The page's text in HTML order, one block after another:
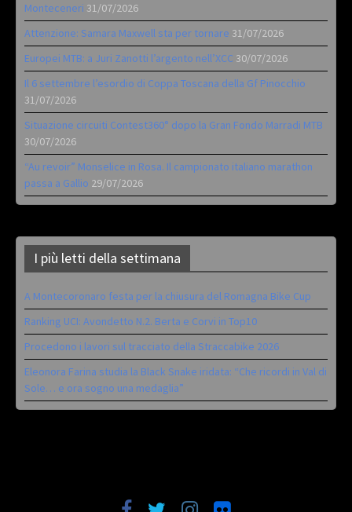
Monteceneri 31/07/2026
Attenzione: Samara Maxwell sta per tornare 31/07/2026
Europei MTB: a Juri Zanotti l’argento nell’XCC 30/07/2026
Il 6 settembre l’esordio di Coppa Toscana della Gf Pinocchio
31/07/2026
Situazione circuiti Contest360° dopo la Gran Fondo Marradi MTB
30/07/2026
“Au revoir” Monselice in Rosa. Il campionato italiano marathon
passa a Gallio 29/07/2026
I più letti della settimana
A Montecoronaro festa per la chiusura del Romagna Bike Cup
Ranking UCI: Avondetto N.2. Berta e Corvi in Top10
Procedono i lavori sul tracciato della Straccabike 2026
Eleonora Farina studia la Black Snake iridata: “Che ricordi in Val di
Sole… e ora sogno una medaglia”